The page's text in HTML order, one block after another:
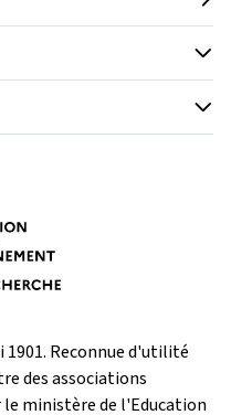
1901. Reconnue d'utilité
des associations
ministère de l'Education